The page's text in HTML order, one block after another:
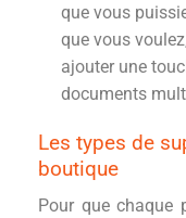
que vous
que vous
ajouter une
documents
Les types de
boutique
Pour que chaque